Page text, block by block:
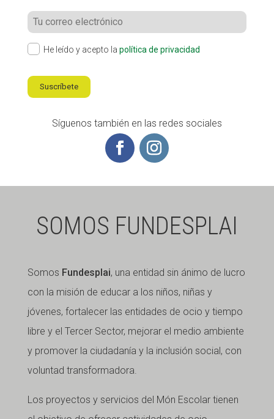
He leído y acepto la política de privacidad
Suscríbete
Síguenos también en las redes sociales
SOMOS FUNDESPLAI
Somos Fundesplai, una entidad sin ánimo de lucro
con la misión de educar a los niños, niñas y
jóvenes, fortalecer las entidades de ocio y tiempo
libre y el Tercer Sector, mejorar el medio ambiente
y promover la ciudadanía y la inclusión social, con
voluntad transformadora.
Los proyectos y servicios del Món Escolar tienen